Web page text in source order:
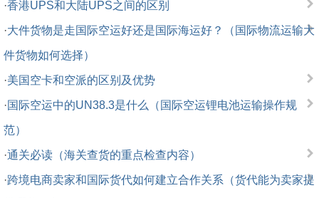
·香港UPS和大陆UPS之间的区别
·大件货物是走国际空运好还是国际海运好？（国际物流运输大
件货物如何选择）
·美国空卡和空派的区别及优势
·国际空运中的UN38.3是什么（国际空运锂电池运输操作规
范）
·通关必读（海关查货的重点检查内容）
·跨境电商卖家和国际货代如何建立合作关系（货代能为卖家提